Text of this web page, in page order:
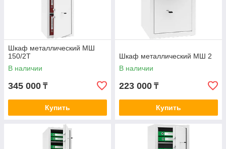
Шкаф металлический МШ
150/2Т
В наличии
345 000 ₸
Купить
Шкаф металлический МШ 2
В наличии
223 000 ₸
Купить